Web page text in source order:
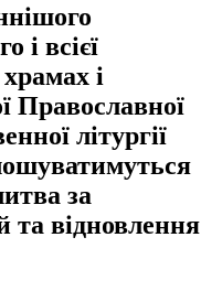
і всієї
і
Православної
літургії
за
та відновлення